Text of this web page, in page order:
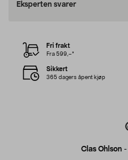
Eksperten svarer
Clas Ohlson-
Fri frakt
Fra 599,–*
Sikkert
365 dagers åpent kjøp